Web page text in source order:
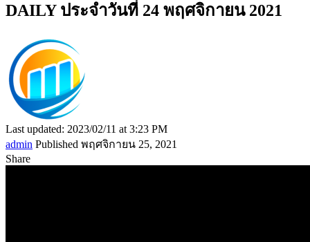
DAILY ประจำวันที่ 24 พฤศจิกายน 2021
Last updated: 2023/02/11 at 3:23 PM
admin Published พฤศจิกายน 25, 2021
Share